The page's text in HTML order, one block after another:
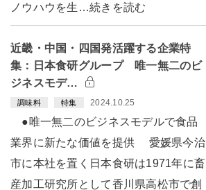
ノウハウを生…続きを読む
近畿・中国・四国発活躍する企業特
集：日本食研グループ 唯一無二のビ
ジネスモデ…
調味料 特集 2024.10.25
●唯一無二のビジネスモデルで食品
業界に新たな価値を提供 愛媛県今治
市に本社を置く日本食研は1971年に畜
産加工研究所として香川県高松市で創